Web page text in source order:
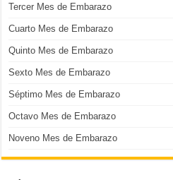
Tercer Mes de Embarazo
Cuarto Mes de Embarazo
Quinto Mes de Embarazo
Sexto Mes de Embarazo
Séptimo Mes de Embarazo
Octavo Mes de Embarazo
Noveno Mes de Embarazo